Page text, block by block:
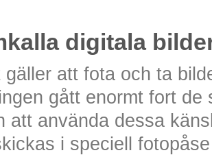
digitala
gäller att fota och ta
gått enormt fort
att använda dessa
i speciell